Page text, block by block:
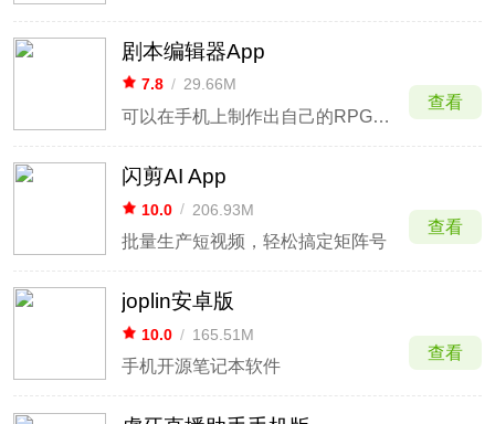
剧本编辑器App
7.8 / 29.66M
可以在手机上制作出自己的RPG游戏
查看
闪剪AI App
10.0 / 206.93M
批量生产短视频，轻松搞定矩阵号
查看
joplin安卓版
10.0 / 165.51M
手机开源笔记本软件
查看